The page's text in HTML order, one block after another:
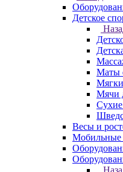
Детское
Маты
Мячи
Весы и
Мобильные